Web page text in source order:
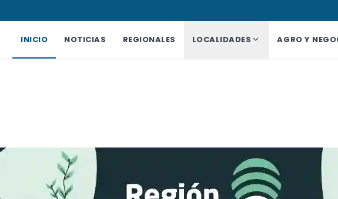
INICIO NOTICIAS REGIONALES LOCALIDADES AGRO Y